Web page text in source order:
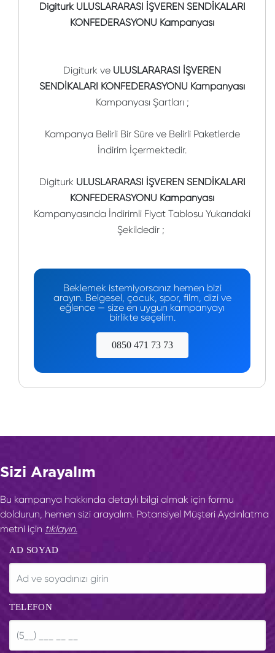
Digiturk ULUSLARARASI İŞVEREN SENDİKALARI
KONFEDERASYONU Kampanyası
Digiturk ve ULUSLARARASI İŞVEREN
SENDİKALARI KONFEDERASYONU Kampanyası
Kampanyası Şartları ;
Kampanya Belirli Bir Süre ve Belirli Paketlerde
İndirim İçermektedir.
Digiturk ULUSLARARASI İŞVEREN SENDİKALARI
KONFEDERASYONU Kampanyası
Kampanyasında İndirimli Fiyat Tablosu Yukarıdaki
Şekildedir ;
Beklemek istemiyorsanız hemen bizi
arayın. Belgesel, çocuk, spor, film, dizi ve
eğlence — size en uygun kampanyayı
birlikte seçelim.
0850 471 73 73
Sizi Arayalım
Bu kampanya hakkında detaylı bilgi almak için formu
doldurun, hemen sizi arayalım. Potansiyel Müşteri Aydınlatma
metni için tıklayın.
AD SOYAD
TELEFON